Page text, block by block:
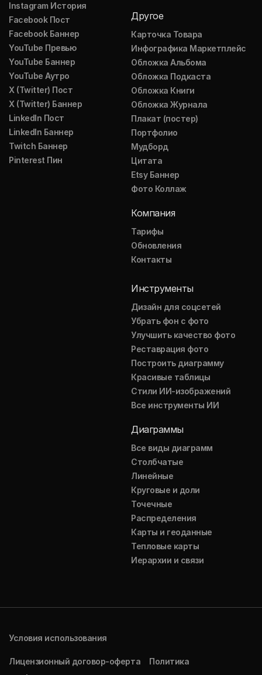
Instagram История
Facebook Пост
Facebook Баннер
YouTube Превью
YouTube Баннер
YouTube Аутро
X (Twitter) Пост
X (Twitter) Баннер
LinkedIn Пост
LinkedIn Баннер
Twitch Баннер
Pinterest Пин
Другое
Карточка Товара
Инфографика Маркетплейс
Обложка Альбома
Обложка Подкаста
Обложка Книги
Обложка Журнала
Плакат (постер)
Портфолио
Мудборд
Цитата
Etsy Баннер
Фото Коллаж
Компания
Тарифы
Обновления
Контакты
Инструменты
Дизайн для соцсетей
Убрать фон с фото
Улучшить качество фото
Реставрация фото
Построить диаграмму
Красивые таблицы
Стили ИИ-изображений
Все инструменты ИИ
Диаграммы
Все виды диаграмм
Столбчатые
Линейные
Круговые и доли
Точечные
Распределения
Карты и геоданные
Тепловые карты
Иерархии и связи
Условия использования
Лицензионный договор-оферта
Политика